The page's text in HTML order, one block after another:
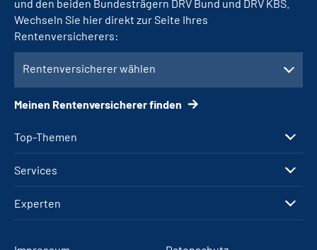
Top-Themen
Services
Experten
und den beiden Bundesträgern DRV Bund und DRV KBS.
Wechseln Sie hier direkt zur Seite Ihres
Rentenversicherers:
Rentenversicherer wählen
Meinen Rentenversicherer finden